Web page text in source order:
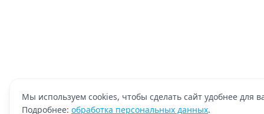
Мы используем cookies, чтобы сделать сайт удобнее для
Подробнее: обработка персональных данных.